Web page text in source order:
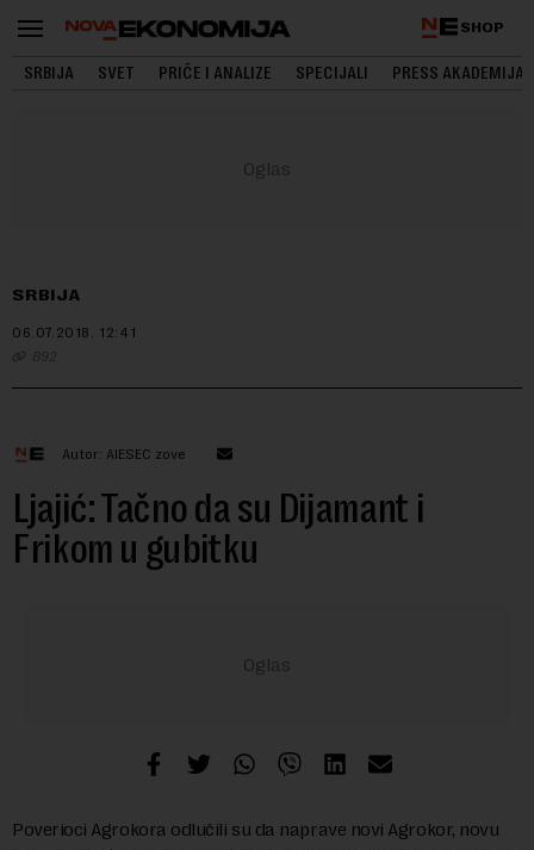
SHOP
SRBIJA SVET PRIČE I ANALIZE SPECIJALI PRESS AKADEMIJA
SRBIJA
06.07.2018. 12:41
B92
Autor: AIESEC zove
Ljajić: Tačno da su Dijamant i
Frikom u gubitku
Poverioci Agrokora odlučili su da naprave novi Agrokor, novu